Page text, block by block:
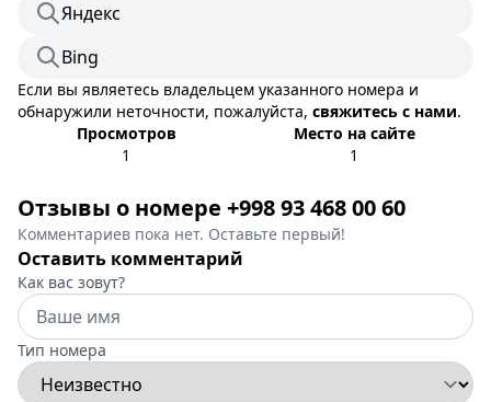
Яндекс
Bing
Если вы являетесь владельцем указанного номера и
обнаружили неточности, пожалуйста, свяжитесь с нами.
Просмотров
1
Место на сайте
1
Отзывы о номере +998 93 468 00 60
Комментариев пока нет. Оставьте первый!
Оставить комментарий
Как вас зовут?
Тип номера